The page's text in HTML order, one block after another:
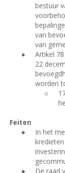
bestuur
van
van
●
Artikel
22
worden
○
Feiten
●
In het
●
De raad